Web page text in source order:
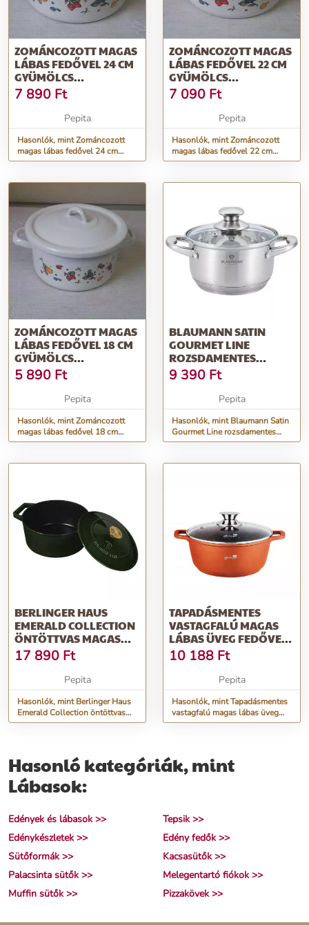
ZOMÁNCOZOTT MAGAS
LÁBAS FEDŐVEL 24 CM
GYÜMÖLCS
MOTÍVUMMAL
7 890 Ft
Pepita
Hasonlók, mint Zománcozott
magas lábas fedővel 24 cm
gyümölcs motívummal
ZOMÁNCOZOTT MAGAS
LÁBAS FEDŐVEL 22 CM
GYÜMÖLCS
MOTÍVUMMAL
7 090 Ft
Pepita
Hasonlók, mint Zománcozott
magas lábas fedővel 22 cm
gyümölcs motívummal
ZOMÁNCOZOTT MAGAS
LÁBAS FEDŐVEL 18 CM
GYÜMÖLCS
MOTÍVUMMAL
5 890 Ft
Pepita
Hasonlók, mint Zománcozott
magas lábas fedővel 18 cm
gyümölcs motívummal
BLAUMANN SATIN
GOURMET LINE
ROZSDAMENTES
MAGAS LÁBAS ÜVEG
FEDŐVEL...
9 390 Ft
Pepita
Hasonlók, mint Blaumann Satin
Gourmet Line rozsdamentes
magas lábas üveg fedővel...
BERLINGER HAUS
EMERALD COLLECTION
ÖNTÖTTVAS MAGAS
LÁBAS FEDŐVEL, 20 CM
17 890 Ft
Pepita
Hasonlók, mint Berlinger Haus
Emerald Collection öntöttvas
magas lábas fedővel, 20 cm
TAPADÁSMENTES
VASTAGFALÚ MAGAS
LÁBAS ÜVEG FEDŐVEL
24CM BRONZ
10 188 Ft
Pepita
Hasonlók, mint Tapadásmentes
vastagfalú magas lábas üveg
fedővel 24cm bronz
Hasonló kategóriák, mint
Lábasok:
Edények és lábasok >>
Tepsik >>
Edénykészletek >>
Edény fedők >>
Sütőformák >>
Kacsasütők >>
Palacsinta sütők >>
Melegentartó fiókok >>
Muffin sütők >>
Pizzakövek >>